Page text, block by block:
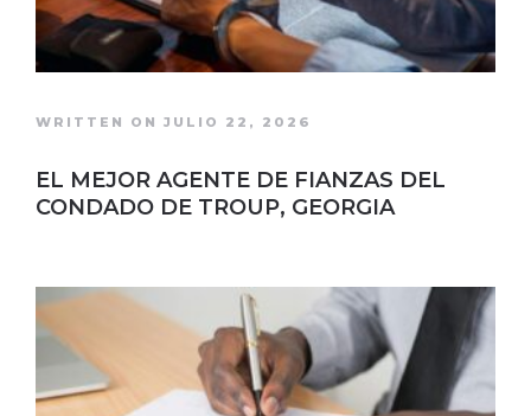
WRITTEN ON JULIO 22, 2026
EL MEJOR AGENTE DE FIANZAS DEL
CONDADO DE TROUP, GEORGIA